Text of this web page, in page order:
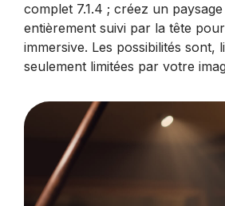
complet 7.1.4 ; créez un
entièrement suivi par la tête
immersive. Les possibilités sont,
seulement limitées par votre